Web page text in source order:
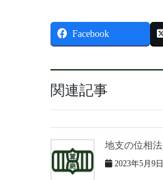
Facebook
関連記事
地支の位相法
2023年5月9日